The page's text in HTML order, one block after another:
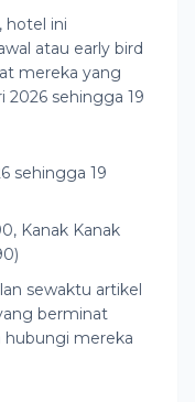
hotel ini
atau early bird
mereka yang
2026 sehingga 19
sehingga 19
Kanak Kanak
sewaktu artikel
berminat
mereka